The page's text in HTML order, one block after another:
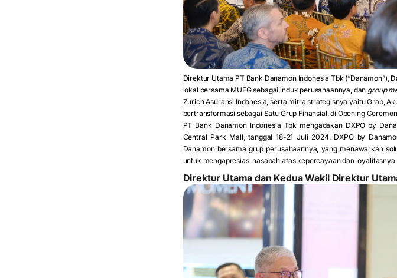
Direktur Utama PT Bank Danamon Indonesia Tbk (“Danamon”),
lokal bersama MUFG sebagai induk perusahaannya, dan group
Zurich Asuransi Indonesia, serta mitra strategisnya yaitu Grab,
bertransformasi sebagai Satu Grup Finansial, di Opening
PT Bank Danamon Indonesia Tbk mengadakan DXPO by
Central Park Mall, tanggal 18-21 Juli 2024. DXPO by
Danamon bersama grup perusahaannya, yang menawarkan
untuk mengapresiasi nasabah atas kepercayaan dan
Direktur Utama dan Kedua Wakil Direktur